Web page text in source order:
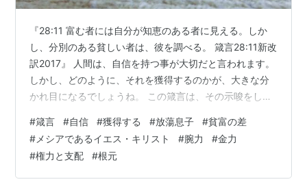
『28:11 富む者には自分が知恵のある者に見える。しか
し、分別のある貧しい者は、彼を調べる。 箴言28:11新改
訳2017』 人間は、自信を持つ事が大切だと言われます。
しかし、どのように、それを獲得するのかが、大きな分
かれ目になるでしょうね。 この箴言は、その示唆をして
能感の根拠にする人がいます。それを失えば、万能感も
自信も吹き飛んでしまうのにです。それは、資金量や資
産、高級車、大邸宅、ブランド品などです。腕力、金
力、権力、知力とも言えるかも知れませんね。 聖書の中
#箴言 #自信 #獲得する #放蕩息子 #貧富の差
# メシアであるイエス・キリスト #腕力 #金力
#権力と支配 #根元